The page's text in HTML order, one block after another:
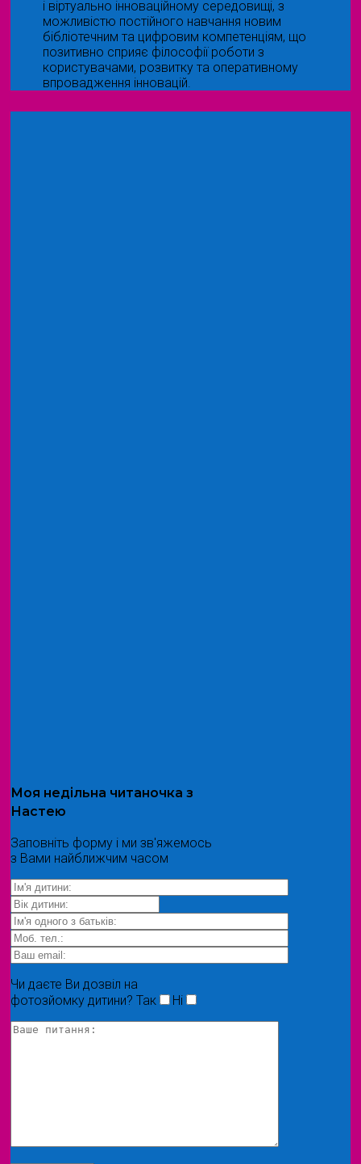
і віртуально інноваційному середовищі, з
можливістю постійного навчання новим
бібліотечним та цифровим компетенціям, що
позитивно сприяє філософії роботи з
користувачами, розвитку та оперативному
впровадження інновацій.
Моя недільна читаночка з
Настею
Заповніть форму і ми зв'яжемось
з Вами найближчим часом
Чи даєте Ви дозвіл на
фотозйомку дитини? Так Ні